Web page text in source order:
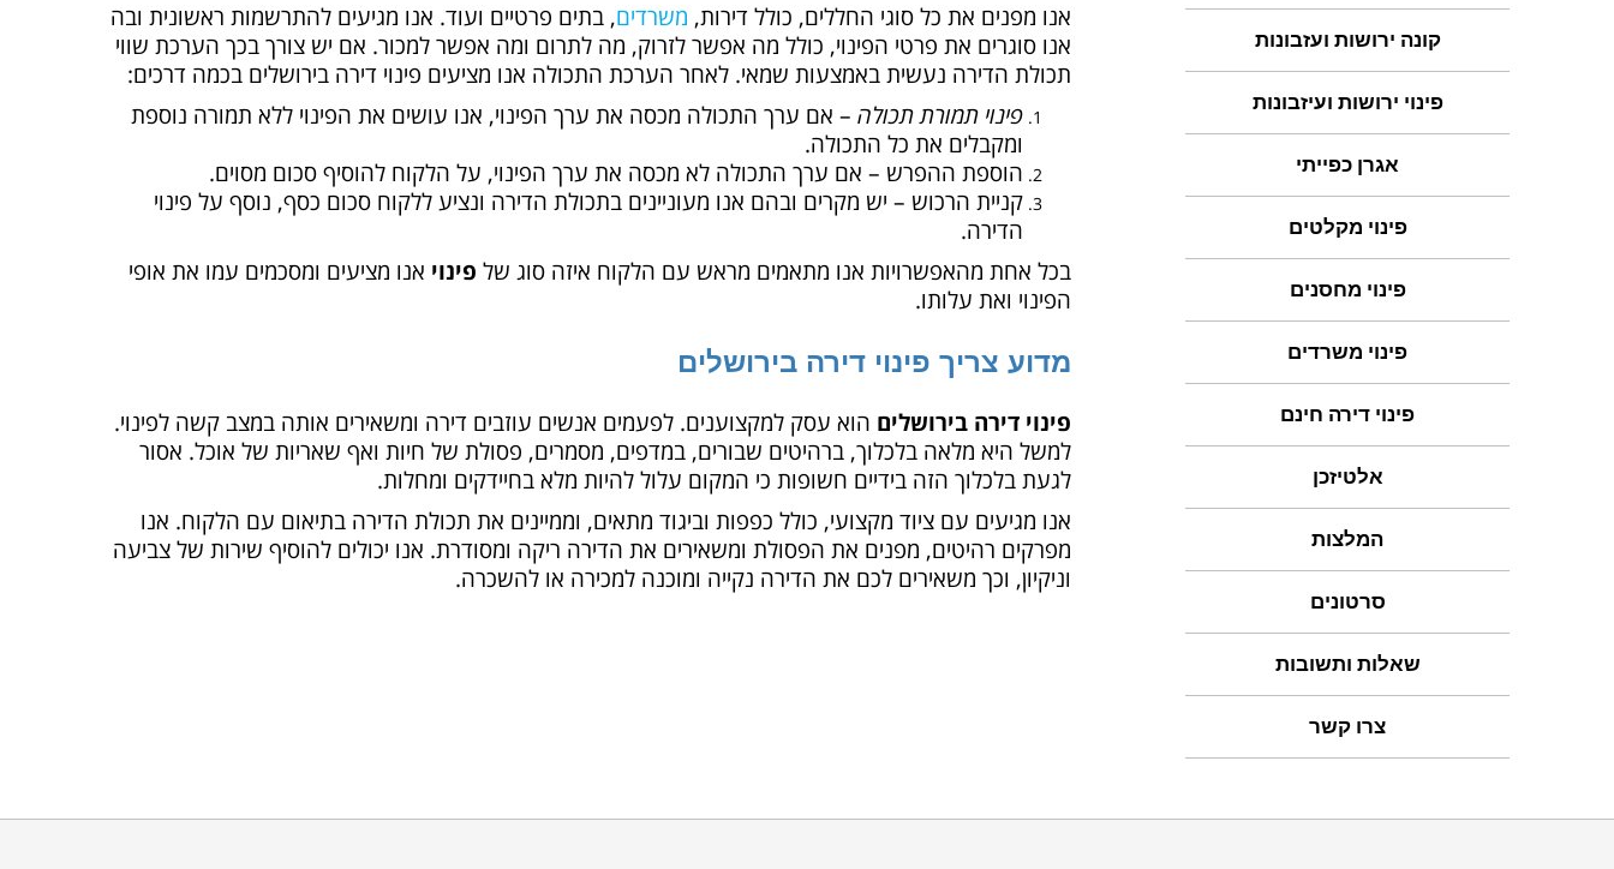
אנו מפנים את כל סוגי החללים, כולל דירות, משרדים, בתים פרטיים ועוד. אנו מגיעים להתרשמות ראשונית ובה
אנו סוגרים את פרטי הפינוי, כולל מה אפשר לזרוק, מה לתרום ומה אפשר למכור. אם יש צורך בכך הערכת שווי
תכולת הדירה נעשית באמצעות שמאי. לאחר הערכת התכולה אנו מציעים פינוי דירה בירושלים בכמה דרכים:
פינוי תמורת תכולה – אם ערך התכולה מכסה את ערך הפינוי, אנו עושים את הפינוי ללא תמורה נוספת
ומקבלים את כל התכולה.
הוספת ההפרש – אם ערך התכולה לא מכסה את ערך הפינוי, על הלקוח להוסיף סכום מסוים.
קניית הרכוש – יש מקרים ובהם אנו מעוניינים בתכולת הדירה ונציע ללקוח סכום כסף, נוסף על פינוי
הדירה.
בכל אחת מהאפשרויות אנו מתאמים מראש עם הלקוח איזה סוג של פינוי אנו מציעים ומסכמים עמו את אופי
הפינוי ואת עלותו.
מדוע צריך פינוי דירה בירושלים
פינוי דירה בירושלים הוא עסק למקצוענים. לפעמים אנשים עוזבים דירה ומשאירים אותה במצב קשה לפינוי.
למשל היא מלאה בלכלוך, ברהיטים שבורים, במדפים, מסמרים, פסולת של חיות ואף שאריות של אוכל. אסור
לגעת בלכלוך הזה בידיים חשופות כי המקום עלול להיות מלא בחיידקים ומחלות.
אנו מגיעים עם ציוד מקצועי, כולל כפפות וביגוד מתאים, וממיינים את תכולת הדירה בתיאום עם הלקוח. אנו
מפרקים רהיטים, מפנים את הפסולת ומשאירים את הדירה ריקה ומסודרת. אנו יכולים להוסיף שירות של צביעה
וניקיון, וכך משאירים לכם את הדירה נקייה ומוכנה למכירה או להשכרה.
קונה ירושות ועזבונות
פינוי ירושות ועיזבונות
אגרן כפייתי
פינוי מקלטים
פינוי מחסנים
פינוי משרדים
פינוי דירה חינם
אלטיזכן
המלצות
סרטונים
שאלות ותשובות
צרו קשר